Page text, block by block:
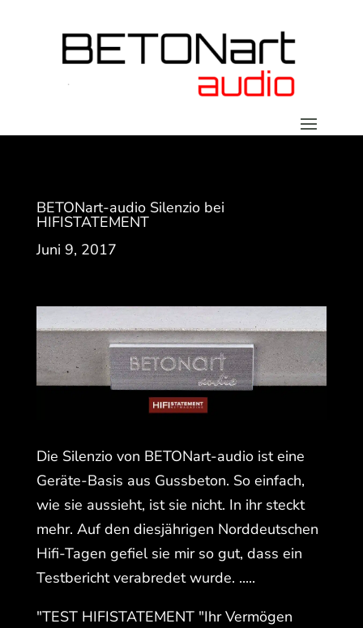
BETONart-audio Silenzio bei
HIFISTATEMENT
Juni 9, 2017
Die Silenzio von BETONart-audio ist eine
Geräte-Basis aus Gussbeton. So einfach,
wie sie aussieht, ist sie nicht. In ihr steckt
mehr. Auf den diesjährigen Norddeutschen
Hifi-Tagen gefiel sie mir so gut, dass ein
Testbericht verabredet wurde. .....
"TEST HIFISTATEMENT "Ihr Vermögen